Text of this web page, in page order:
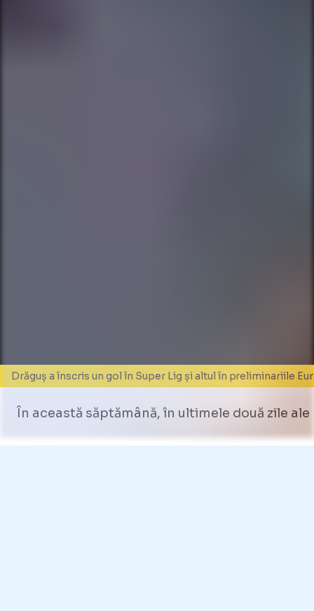
Drăguș a înscris un gol în Super Lig și altul în preliminariile
În această săptămână, în ultimele două zile